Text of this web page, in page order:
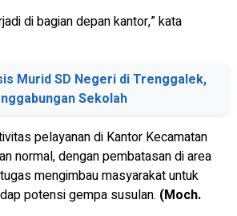
di bagian depan kantor,” kata
Murid SD Negeri di Trenggalek,
Sekolah
pelayanan di Kantor Kecamatan
normal, dengan pembatasan di area
mengimbau masyarakat untuk
potensi gempa susulan. (Moch.